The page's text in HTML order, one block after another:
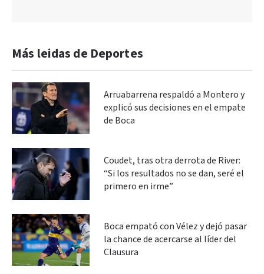
Más leidas de Deportes
Arruabarrena respaldó a Montero y
explicó sus decisiones en el empate
de Boca
Coudet, tras otra derrota de River:
“Si los resultados no se dan, seré el
primero en irme”
Boca empató con Vélez y dejó pasar
la chance de acercarse al líder del
Clausura